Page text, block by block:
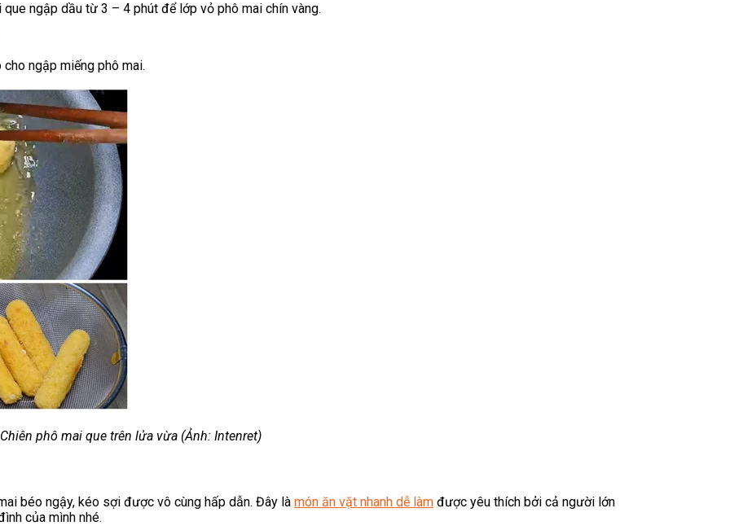
Dân Dụng
ngập dầu từ 3 – 4 phút để lớp vỏ phô mai chín vàng.
ngập miếng phô mai.
Chiên phô mai que trên lửa vừa (Ảnh: Intenret)
béo ngậy, kéo sợi được vô cùng hấp dẫn. Đây là món ăn vặt nhanh dễ làm được yêu thích bởi cả người lớn
của mình nhé.